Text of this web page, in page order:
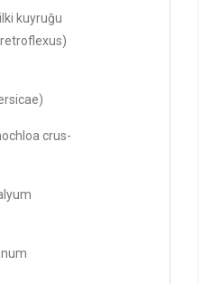
kuyruğu
crus-